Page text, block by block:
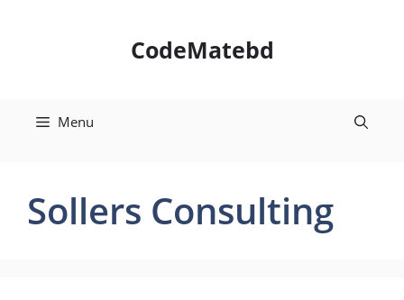
CodeMatebd
Menu
Sollers Consulting